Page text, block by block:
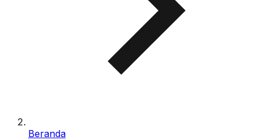
Beranda